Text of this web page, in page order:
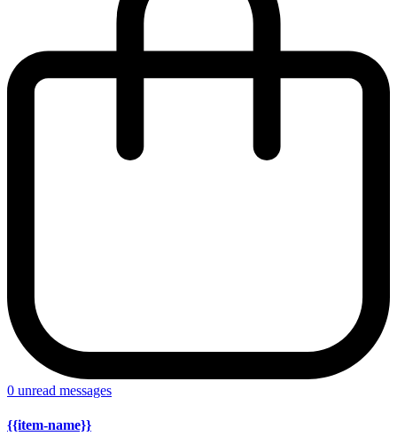
0 unread messages
{{item-name}}